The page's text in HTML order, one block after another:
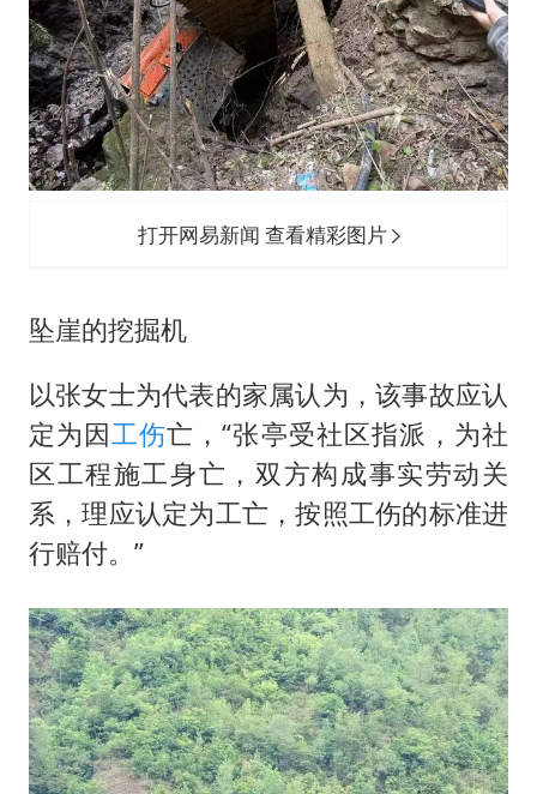
打开网易新闻 查看精彩图片
坠崖的挖掘机
以张女士为代表的家属认为，该事故应认
定为因工伤亡，“张亭受社区指派，为社
区工程施工身亡，双方构成事实劳动关
系，理应认定为工亡，按照工伤的标准进
行赔付。”